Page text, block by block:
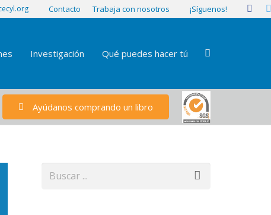
Contacto Trabaja con nosotros ¡Síguenos!
Investigación Qué puedes hacer tú
Ayúdanos comprando un libro